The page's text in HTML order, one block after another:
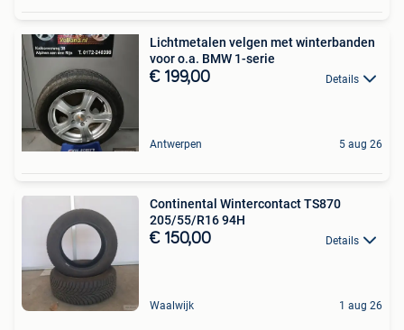
Lichtmetalen velgen met winterbanden
voor o.a. BMW 1-serie
€ 199,00 Details
Antwerpen 5 aug 26
Continental Wintercontact TS870
205/55/R16 94H
€ 150,00 Details
Waalwijk 1 aug 26